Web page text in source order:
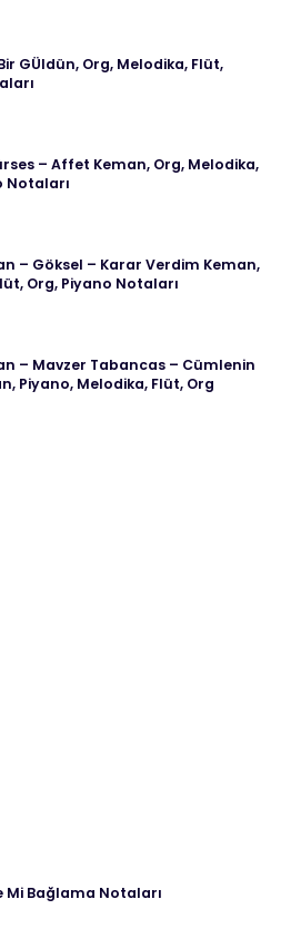
GÜldün, Org, Melodika, Flüt,
– Affet Keman, Org, Melodika,
Notaları
– Göksel – Karar Verdim Keman,
Org, Piyano Notaları
– Mavzer Tabancas – Cümlenin
Piyano, Melodika, Flüt, Org
Mi Bağlama Notaları